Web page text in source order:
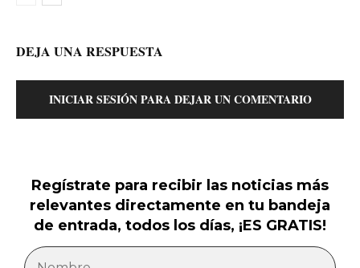
DEJA UNA RESPUESTA
INICIAR SESIÓN PARA DEJAR UN COMENTARIO
Regístrate para recibir las noticias más
relevantes directamente en tu bandeja
de entrada, todos los días, ¡ES GRATIS!